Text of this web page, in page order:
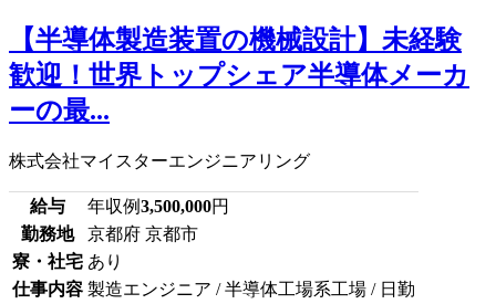
【半導体製造装置の機械設計】未経験
歓迎！世界トップシェア半導体メーカ
ーの最...
株式会社マイスターエンジニアリング
給与 年収例3,500,000円
勤務地
京都府 京都市
寮・社宅 あり
仕事内容 製造エンジニア / 半導体工場系工場 / 日勤